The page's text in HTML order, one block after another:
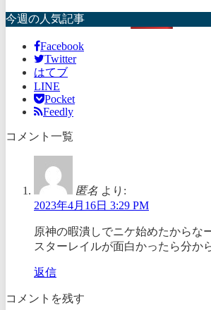
今週の人気記事
Facebook
Twitter
はてブ
LINE
Pocket
Feedly
コメント一覧
匿名 より:
2023年4月16日 3:29 PM
原神の暇潰しでニケ始めたからな
スターレイルが面白かったら分か
返信
コメントを残す